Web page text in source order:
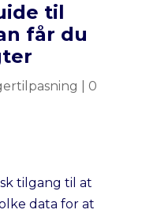
til
får du
0
tilgang til at
data for at